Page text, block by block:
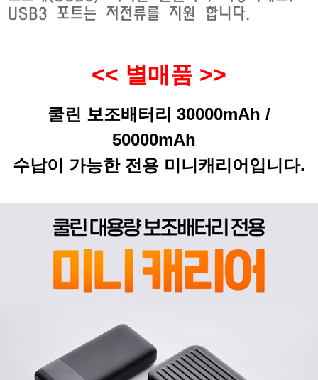
<< 별매품 >>
쿨린 보조배터리 30000mAh /
50000mAh
수납이 가능한 전용 미니캐리어입니다.